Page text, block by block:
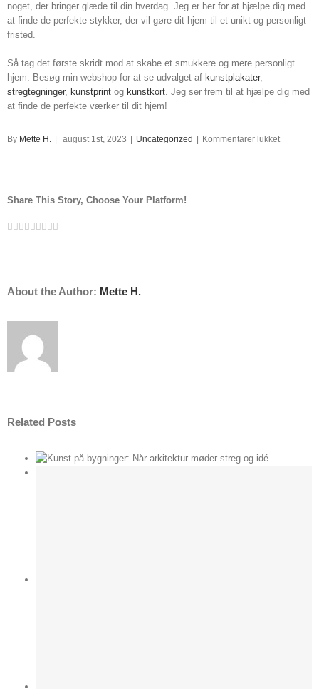
noget, der bringer glæde til din hverdag. Jeg er her for at hjælpe dig med
at finde de perfekte stykker, der vil gøre dit hjem til et unikt og personligt
fristed.
Så tag det første skridt mod at skabe et smukkere og mere personligt
hjem. Besøg min webshop for at se udvalget af kunstplakater,
stregtegninger, kunstprint og kunstkort. Jeg ser frem til at hjælpe dig med
at finde de perfekte værker til dit hjem!
By Mette H. august 1st, 2023 Uncategorized Kommentarer lukkettil
maleri
Share This Story, Choose Your Platform!
Facebook
Twitter
Linkedin
Reddit
Tumblr
Google+
Pinterest
Vk
About the Author: Mette H.
Related Posts